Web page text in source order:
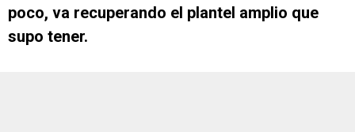
poco, va recuperando el plantel amplio que
supo tener.